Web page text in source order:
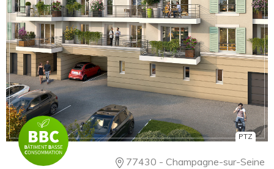
PTZ
77430 - Champagne-sur-Seine